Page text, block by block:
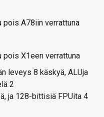
pois A78iin verrattuna
pois X1een verrattuna
leveys 8 käskyä, ALUja
2
ja 128-bittisiä FPUita 4